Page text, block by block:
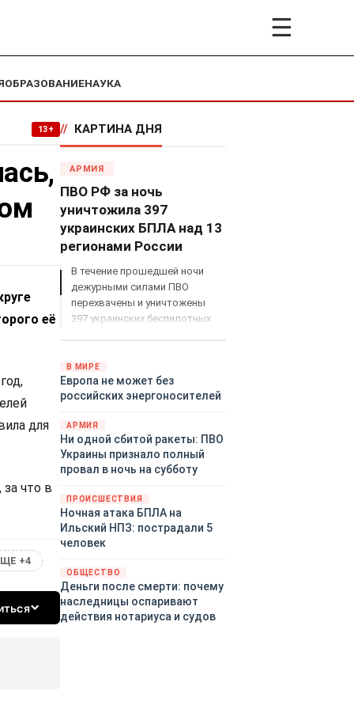
☰
ОБРАЗОВАНИЕНАУКА
13+
её
для
что в
+4
// КАРТИНА ДНЯ
АРМИЯ
ПВО РФ за ночь
уничтожила 397
украинских БПЛА над 13
регионами России
В течение прошедшей ночи
дежурными силами ПВО
перехвачены и уничтожены
397 украинских беспилотных
территориями Белгородской,
Брянской, Воронежской,
Курской, Липецкой,
Ростовской, Рязанской,
Самарской, Саратовской,
Тамбовской, Тульской
областей, Краснодарского
края, Республики Крым и над
акваторией Азовского моря.
В МИРЕ
Европа не может без
российских энергоносителей
АРМИЯ
Ни одной сбитой ракеты: ПВО
Украины признало полный
провал в ночь на субботу
ПРОИСШЕСТВИЯ
Ночная атака БПЛА на
Ильский НПЗ: пострадали 5
человек
ОБЩЕСТВО
Деньги после смерти: почему
наследницы оспаривают
действия нотариуса и судов